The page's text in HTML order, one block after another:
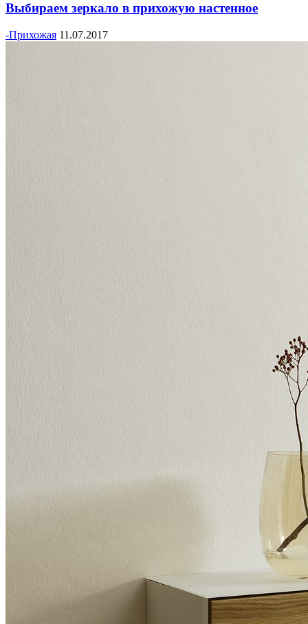
Выбираем зеркало в прихожую настенное
-Прихожая 11.07.2017